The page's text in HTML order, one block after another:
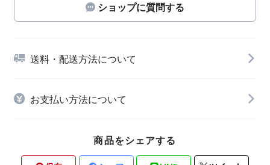
ショップに質問する
送料・配送方法について
お支払い方法について
商品をシェアする